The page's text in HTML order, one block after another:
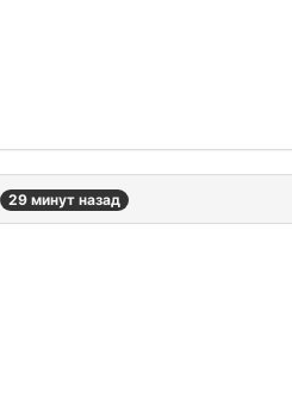
29 минут назад